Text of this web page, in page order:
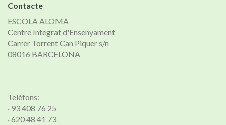
Contacte
ESCOLA ALOMA
Centre Integrat d'Ensenyament
Carrer Torrent Can Piquer s/n
08016 BARCELONA
Telèfons:
· 93 408 76 25
· 620 48 41 73